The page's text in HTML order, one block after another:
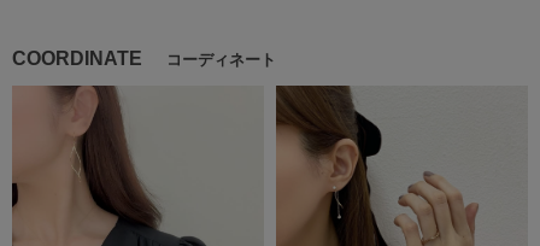
COORDINATE コーディネート